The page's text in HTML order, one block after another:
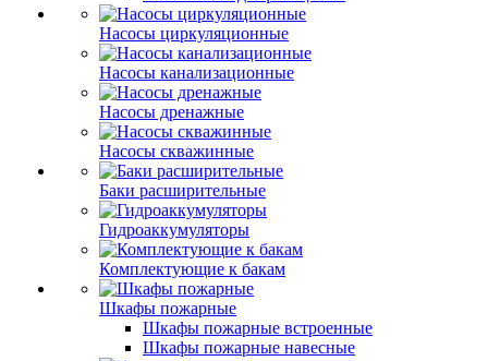
Насосы циркуляционные
Насосы канализационные
Насосы дренажные
Насосы скважинные
Баки расширительные
Гидроаккумуляторы
Комплектующие к бакам
Шкафы пожарные
Шкафы пожарные встроенные
Шкафы пожарные навесные